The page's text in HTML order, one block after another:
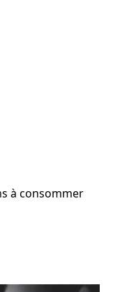
à consommer